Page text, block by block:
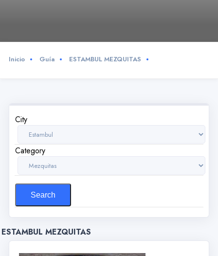
Inicio Guía ESTAMBUL MEZQUITAS
City
Category
ESTAMBUL MEZQUITAS